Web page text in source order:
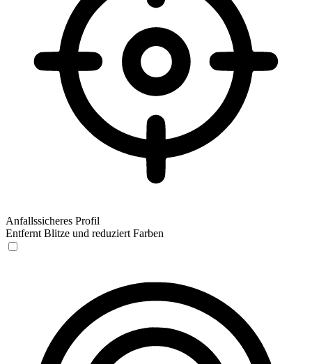
Anfallssicheres Profil
Entfernt Blitze und reduziert Farben